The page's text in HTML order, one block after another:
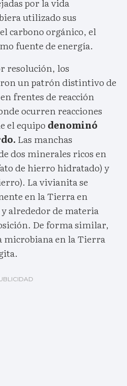
por la vida
utilizado sus
carbono orgánico, el
fuente de energía.
resolución, los
un patrón distintivo de
frentes de reacción
ocurren reacciones
el equipo denominó
Las manchas
dos minerales ricos en
de hierro hidratado) y
La vivianita se
en la Tierra en
alrededor de materia
De forma similar,
microbiana en la Tierra